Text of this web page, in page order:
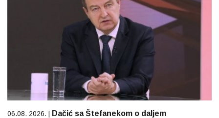
06.08. 2026. |
Dačić sa Štefanekom o daljem